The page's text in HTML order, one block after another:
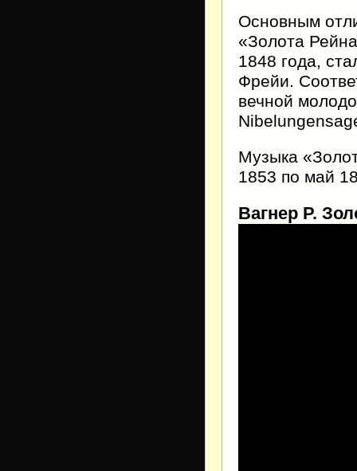
Основным
«Золота
1848 года,
Фрейи.
вечной
Музыка
1853 по май
Вагнер Р.